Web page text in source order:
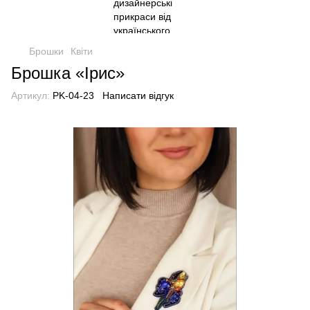
Брошки Квіти
Брошка «Ірис»
Артикул: PK-04-23 Написати відгук